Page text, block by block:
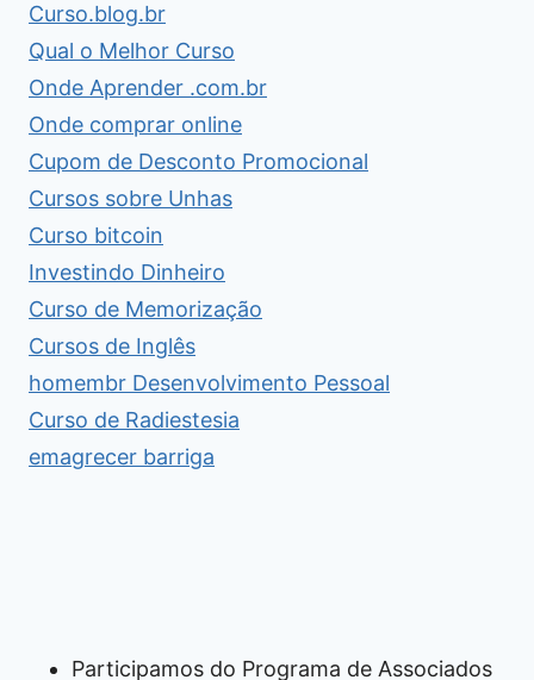
Curso.blog.br
Qual o Melhor Curso
Onde Aprender .com.br
Onde comprar online
Cupom de Desconto Promocional
Cursos sobre Unhas
Curso bitcoin
Investindo Dinheiro
Curso de Memorização
Cursos de Inglês
homembr Desenvolvimento Pessoal
Curso de Radiestesia
emagrecer barriga
Participamos do Programa de Associados